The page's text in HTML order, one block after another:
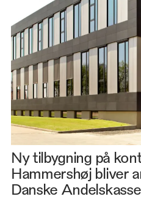
Ny tilbygning på
Hammershøj bliver
Danske